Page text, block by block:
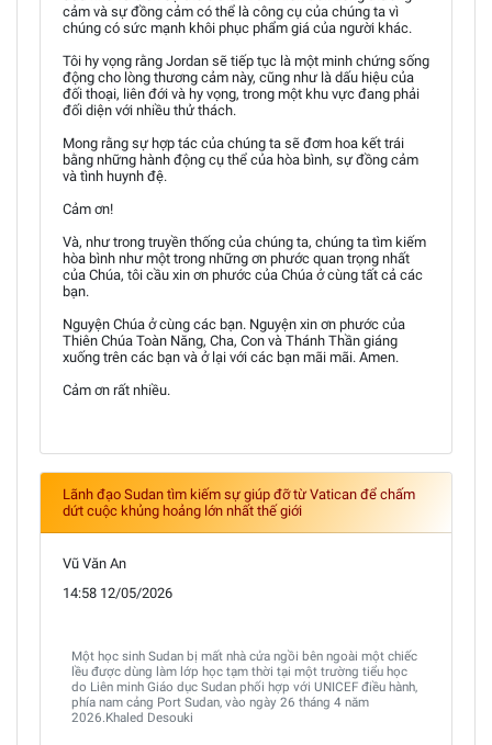
cảm và sự đồng cảm có thể là công cụ của chúng ta vì
chúng có sức mạnh khôi phục phẩm giá của người khác.
Tôi hy vọng rằng Jordan sẽ tiếp tục là một minh chứng sống
động cho lòng thương cảm này, cũng như là dấu hiệu của
đối thoại, liên đới và hy vọng, trong một khu vực đang phải
đối diện với nhiều thử thách.
Mong rằng sự hợp tác của chúng ta sẽ đơm hoa kết trái
bằng những hành động cụ thể của hòa bình, sự đồng cảm
và tình huynh đệ.
Cảm ơn!
Và, như trong truyền thống của chúng ta, chúng ta tìm kiếm
hòa bình như một trong những ơn phước quan trọng nhất
của Chúa, tôi cầu xin ơn phước của Chúa ở cùng tất cả các
bạn.
Nguyện Chúa ở cùng các bạn. Nguyện xin ơn phước của
Thiên Chúa Toàn Năng, Cha, Con và Thánh Thần giáng
xuống trên các bạn và ở lại với các bạn mãi mãi. Amen.
Cảm ơn rất nhiều.
Lãnh đạo Sudan tìm kiếm sự giúp đỡ từ Vatican để chấm
dứt cuộc khủng hoảng lớn nhất thế giới
Vũ Văn An
14:58 12/05/2026
Một học sinh Sudan bị mất nhà cửa ngồi bên ngoài một chiếc
lều được dùng làm lớp học tạm thời tại một trường tiểu học
do Liên minh Giáo dục Sudan phối hợp với UNICEF điều hành,
phía nam cảng Port Sudan, vào ngày 26 tháng 4 năm
2026.Khaled Desouki